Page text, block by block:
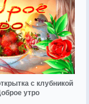
с клубникой
утро